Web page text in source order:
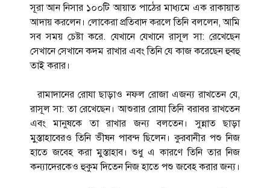
সূরা আন নিসার ১০০টি আয়াত পাঠের মাধ্যমে এক রাকায়াত
আদায় করলেন। লোকেরা প্রতিবাদ করলে তিনি বললেন, আমি
সব সময় চেষ্টা করে. যেখানে যেখানে রাসূল সা: রেখেছেন
সেখানে সেখানে কদম রাখার এবং তিনি যে কাজ করেছেন হুবহু
তাই করার।
রামাদানের রোযা ছাড়াও নফল রোজা এজন্য রাখতেন যে,
রাসূল সা: তা রেখেছেন। আশুরার রোযা তিনি বরাবর রাখতেন
এবং মানুষকে তা রাখার জন্য বলতেন। সুন্নাত ছাড়া
মু্স্তাহাবেরও তিনি ভীষন পাবন্দ ছিলেন। কুরবানীর পশু নিজ
হাতে জবেহ করা মুস্তাহাব। শুধু এ কারণে তিনি তার নিজ
কন্যাদেরকেও হুকুম দিতেন নিজ হাতে পশু জবেহ করার জন্য।